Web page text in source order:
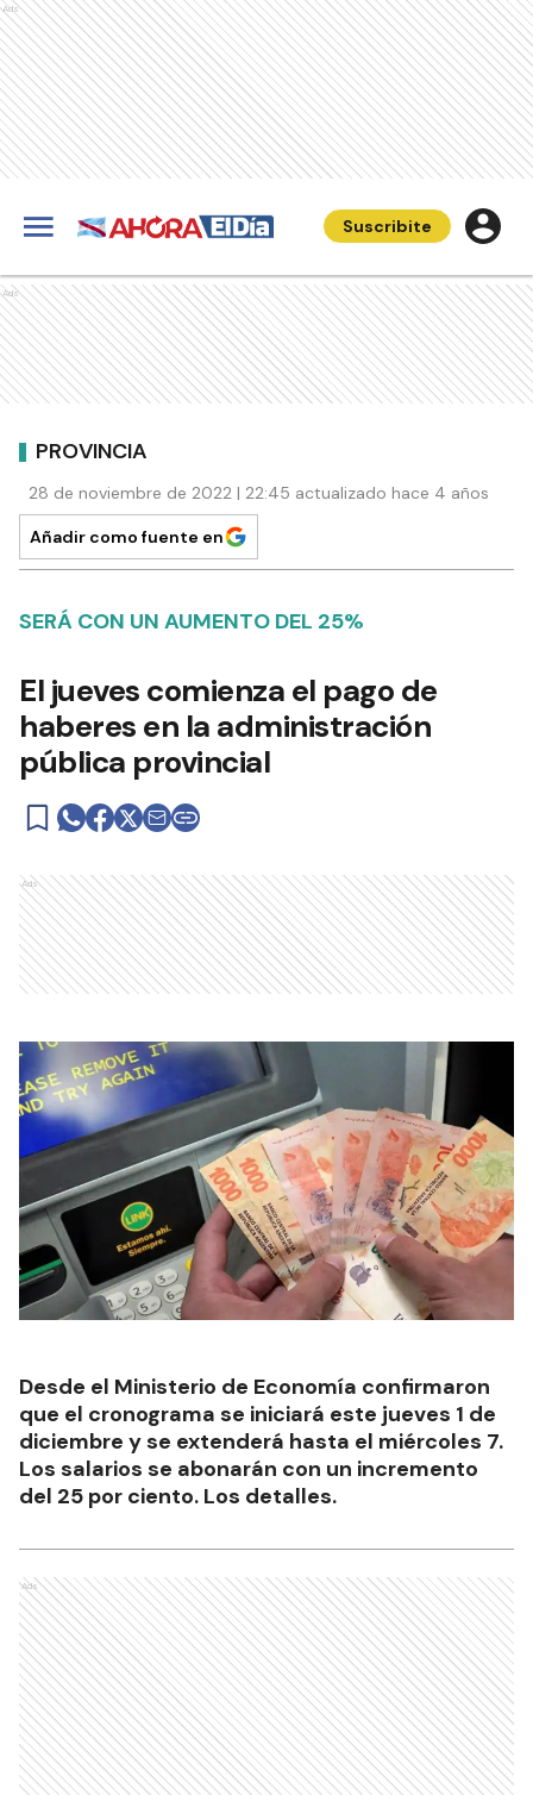
Ads
Suscribite
Ads
PROVINCIA
28 de noviembre de 2022 | 22:45 actualizado hace 4 años
Añadir como fuente en
SERÁ CON UN AUMENTO DEL 25%
El jueves comienza el pago de
haberes en la administración
pública provincial
Ads
Desde el Ministerio de Economía confirmaron
que el cronograma se iniciará este jueves 1 de
diciembre y se extenderá hasta el miércoles 7.
Los salarios se abonarán con un incremento
del 25 por ciento. Los detalles.
Ads